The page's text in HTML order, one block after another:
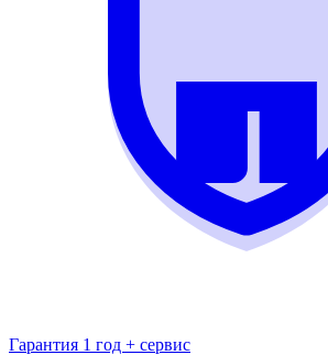
Гарантия 1 год + сервис